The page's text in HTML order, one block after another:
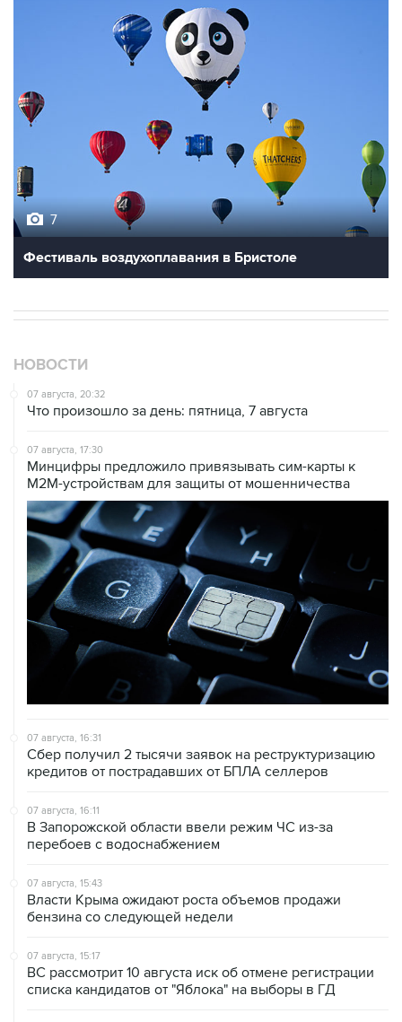
7
Фестиваль воздухоплавания в Бристоле
НОВОСТИ
07 августа, 20:32
Что произошло за день: пятница, 7 августа
07 августа, 17:30
Минцифры предложило привязывать сим-карты к
M2M-устройствам для защиты от мошенничества
07 августа, 16:31
Сбер получил 2 тысячи заявок на реструктуризацию
кредитов от пострадавших от БПЛА селлеров
07 августа, 16:11
В Запорожской области ввели режим ЧС из-за
перебоев с водоснабжением
07 августа, 15:43
Власти Крыма ожидают роста объемов продажи
бензина со следующей недели
07 августа, 15:17
ВС рассмотрит 10 августа иск об отмене регистрации
списка кандидатов от "Яблока" на выборы в ГД